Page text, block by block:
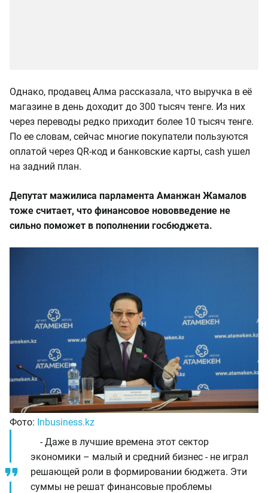
Однако, продавец Алма рассказала, что выручка в её
магазине в день доходит до 300 тысяч тенге. Из них
через переводы редко приходит более 10 тысяч тенге.
По ее словам, сейчас многие покупатели пользуются
оплатой через QR-код и банковские карты, cash ушел
на задний план.
Депутат мажилиса парламента Аманжан Жамалов
тоже считает, что финансовое нововведение не
сильно поможет в пополнении госбюджета.
Фото: Inbusiness.kz
- Даже в лучшие времена этот сектор
экономики – малый и средний бизнес - не играл
решающей роли в формировании бюджета. Эти
суммы не решат финансовые проблемы